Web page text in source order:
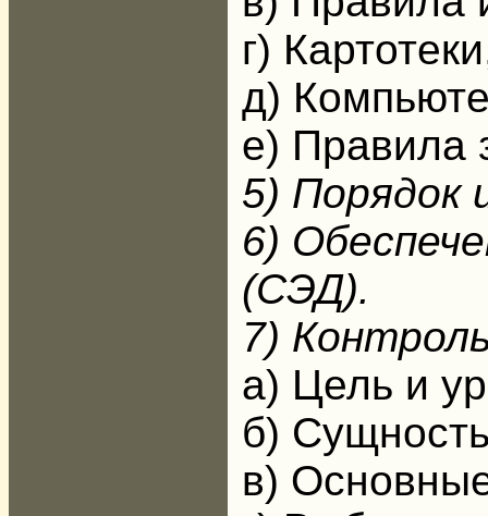
г)
д)
е) Правила
5) Порядок
6)
(СЭД).
7)
а) Цель и
б)
в)